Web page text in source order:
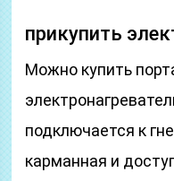
прикупить
Можно купить
подключается к
карманная и